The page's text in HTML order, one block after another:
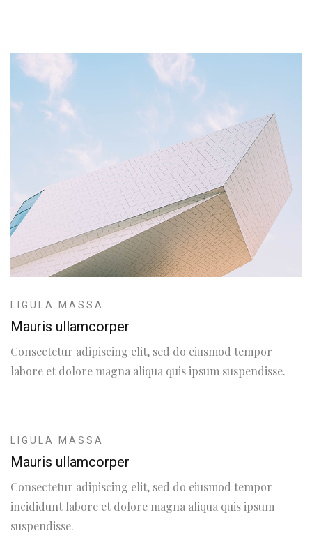
LIGULA MASSA
Mauris ullamcorper
Consectetur adipiscing elit, sed do eiusmod tempor
labore et dolore magna aliqua quis ipsum suspendisse.
LIGULA MASSA
Mauris ullamcorper
Consectetur adipiscing elit, sed do eiusmod tempor
incididunt labore et dolore magna aliqua quis ipsum
suspendisse.